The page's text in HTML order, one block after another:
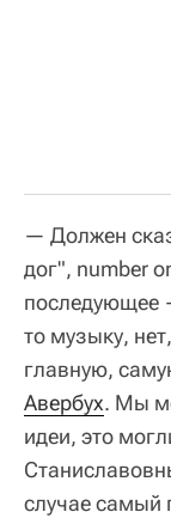
— Должен
дог", number
последующее
то музыку,
главную,
Авербух. Мы
идеи, это
случае самый